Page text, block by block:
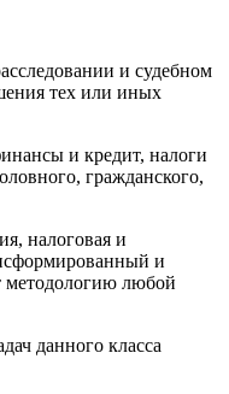
и судебном
тех или иных
и кредит, налоги
гражданского,
налоговая и
и
методологию любой
данного класса